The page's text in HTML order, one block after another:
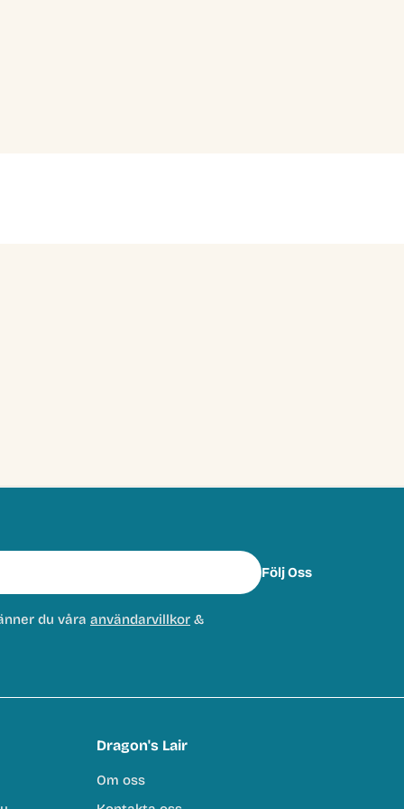
Följ Oss
du våra användarvillkor &
Dragon's Lair
Om oss